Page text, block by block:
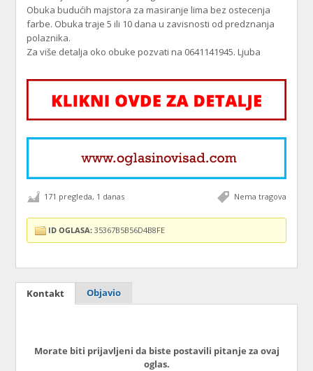
Obuka budućih majstora za masiranje lima bez ostecenja
farbe. Obuka traje 5 ili 10 dana u zavisnosti od predznanja
polaznika.
Za više detalja oko obuke pozvati na 0641141945. Ljuba
Nema tragova
171 pregleda, 1 danas
ID OGLASA: 35367B5B56D4B8FE
Kontakt Objavio
Morate biti prijavljeni da biste postavili pitanje za ovaj
oglas.